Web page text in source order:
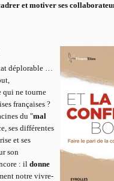
et motiver ses
déplorable …
qui ne tourne
françaises ?
du "mal
ses différentes
et ses
son
: ildonne
notre vivre-